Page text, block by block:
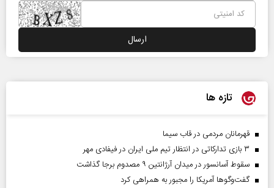
تازه ها
قهرمانان مردمی در قاب سیما
۳ بازی تدارکاتی در انتظار تیم ملی ایران در فیفادی مهر
سقوط آسانسور در میدان آرژانتین ۹ مصدوم برجا گذاشت
گفت‌وگوها آمریکا را مجبور به همراهی کرد